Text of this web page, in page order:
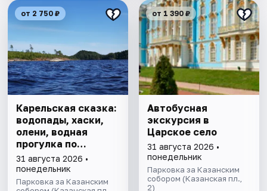
от 2 750 ₽
Карельская сказка:
водопады, хаски,
олени, водная
прогулка по
Ладожским шхерам
на катере,
знакомство с
31 августа 2026 •
понедельник
Парковка за Казанским
от 1 390 ₽
Автобусная
экскурсия в
Царское село
31 августа 2026 •
понедельник
Парковка за Казанским
собором (Казанская пл.,
2)